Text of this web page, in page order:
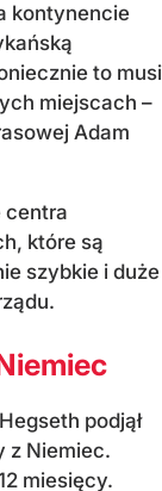
kontynencie
to musi
miejscach –
Adam
centra
które są
szybkie i duże
podjął
z Niemiec.
miesięcy.